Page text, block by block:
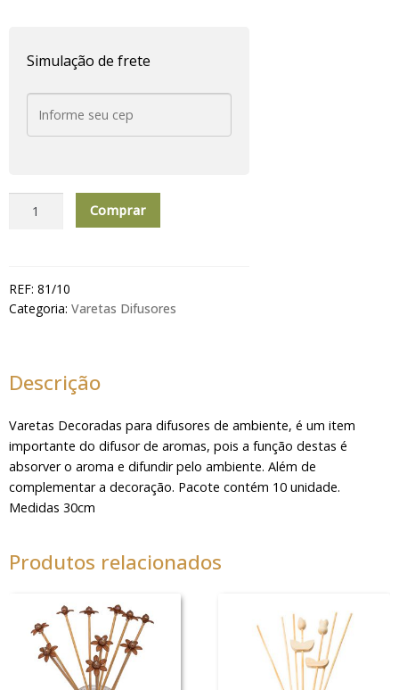
Simulação de frete
G
10
Comprar
REF: 81/10
Categoria: Varetas Difusores
Descrição
Varetas Decoradas para difusores de ambiente, é um item
importante do difusor de aromas, pois a função destas é
absorver o aroma e difundir pelo ambiente. Além de
complementar a decoração. Pacote contém 10 unidade.
Medidas 30cm
Produtos relacionados